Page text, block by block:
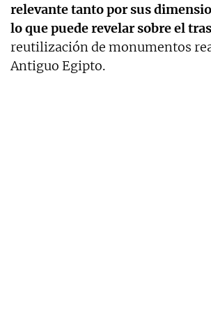
relevante tanto por sus
lo que puede revelar sobre el
reutilización de monumentos
Antiguo Egipto.